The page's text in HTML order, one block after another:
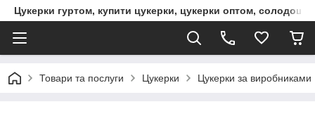
Цукерки гуртом, купити цукерки, цукерки оптом, солодощі
Товари та послуги Цукерки Цукерки за виробниками